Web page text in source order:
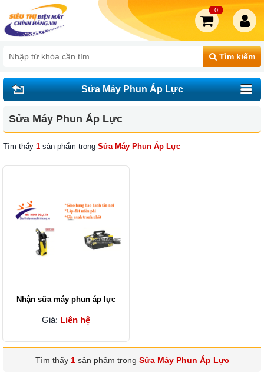
Tìm kiếm
0
Sửa Máy Phun Áp Lực
Sửa Máy Phun Áp Lực
Tìm thấy 1 sản phẩm trong Sửa Máy Phun Áp Lực
Nhận sữa máy phun áp lực
Giá: Liên hệ
Tìm thấy 1sản phẩm trong Sửa Máy Phun Áp Lực